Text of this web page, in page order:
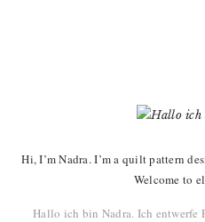
Hi, I’m Nadra. I’m a quilt pattern
Welcome to
Hallo ich bin Nadra. Ich entwerfe